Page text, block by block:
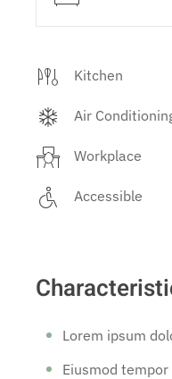
Kitchen
Air
Workplace
Accessible
Lorem ipsum
Eiusmod